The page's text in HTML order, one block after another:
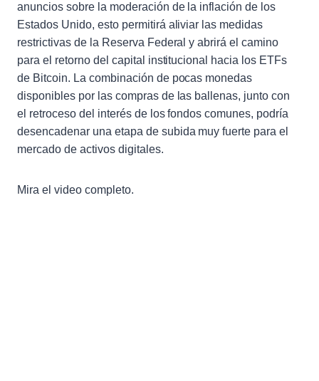
anuncios sobre la moderación de la inflación de los
Estados Unido, esto permitirá aliviar las medidas
restrictivas de la Reserva Federal y abrirá el camino
para el retorno del capital institucional hacia los ETFs
de Bitcoin. La combinación de pocas monedas
disponibles por las compras de las ballenas, junto con
el retroceso del interés de los fondos comunes, podría
desencadenar una etapa de subida muy fuerte para el
mercado de activos digitales.
Mira el video completo.